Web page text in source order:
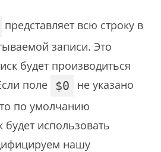
представляет всю строку в
записи. Это
будет производиться
поле $0
не указано
по умолчанию
использовать
нашу